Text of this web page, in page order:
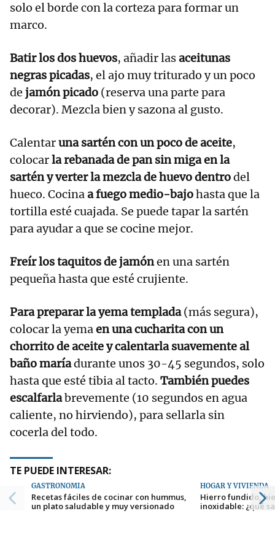
solo el borde con la corteza para formar un
marco.
Batir los dos huevos, añadir lasaceitunas
negras picadas, el ajo muy triturado y un poco
de jamón picado (reserva una parte para
decorar). Mezcla bien y sazona al gusto.
Calentaruna sarténcon un poco de aceite,
colocarla rebanada de pan sin miga en la
sartén y verter la mezcla de huevo dentrodel
hueco. Cocinaa fuego medio-bajohasta que la
tortilla esté cuajada. Se puede tapar la sartén
para ayudar a que se cocine mejor.
Freír los taquitos de jamónen una sartén
pequeña hasta que esté crujiente.
Para preparar la yema templada(más segura),
colocar la yemaen una cucharita con un
chorrito de aceite y calentarla suavemente al
baño maríadurante unos 30-45 segundos, solo
hasta que esté tibia al tacto. También puedes
escalfarlabrevemente (10 segundos en agua
caliente, no hirviendo), para sellarla sin
cocerla del todo.
TE PUEDE INTERESAR:
GASTRONOMÍA
Recetas fáciles de cocinar con hummus,
un plato saludable y muy versionado
HOGAR Y VIVIENDA
Hierro fundido,
inoxidable: ¿qué